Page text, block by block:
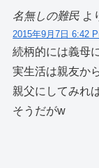
名無しの難民 よ
2015年9月7日 6:42
続柄的には義母
実生活は親友か
親父にしてみれ
そうだがw